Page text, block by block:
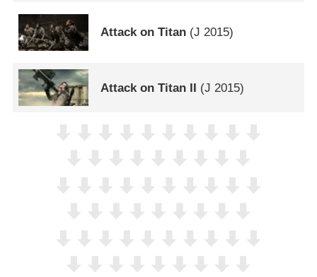
Attack on Titan (J 2015)
Attack on Titan II (J 2015)